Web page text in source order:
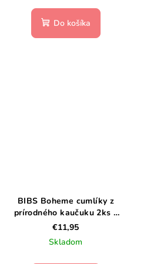
Do košíka
BIBS Boheme cumlíky z
prírodného kaučuku 2ks –
veľkosť 1- Dusty Pink /
Coral
€11,95
Skladom